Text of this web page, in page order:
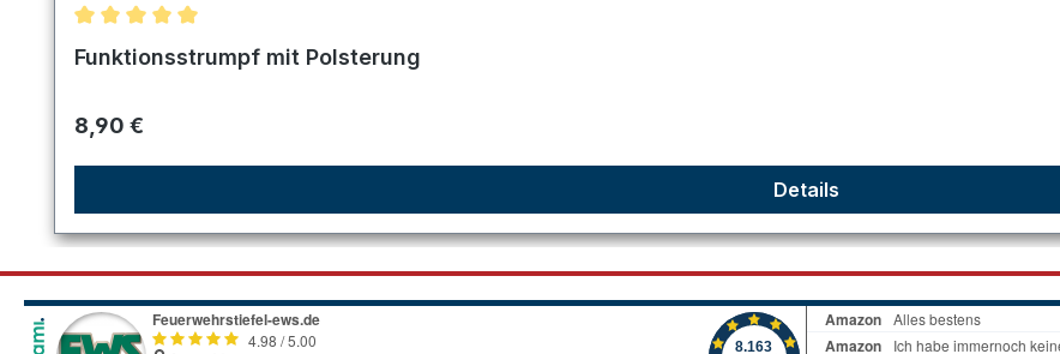
Durchschnittliche Bewertung von 5 von 5 Sternen
Funktionsstrumpf mit Polsterung
Regulärer Preis:
8,90 €
Details